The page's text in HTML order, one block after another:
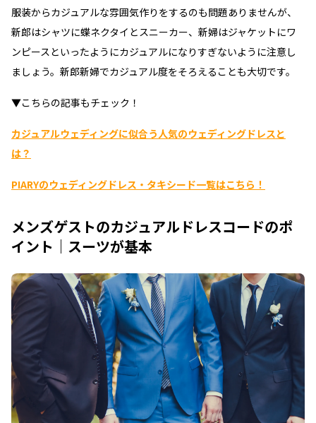
服装からカジュアルな雰囲気作りをするのも問題ありませんが、
新郎はシャツに蝶ネクタイとスニーカー、新婦はジャケットにワ
ンピースといったようにカジュアルになりすぎないように注意し
ましょう。新郎新婦でカジュアル度をそろえることも大切です。
▼こちらの記事もチェック！
カジュアルウェディングに似合う人気のウェディングドレスと
は？
PIARYのウェディングドレス・タキシード一覧はこちら！
メンズゲストのカジュアルドレスコードのポ
イント｜スーツが基本